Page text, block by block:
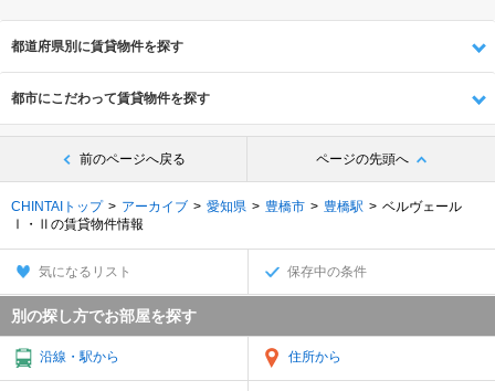
都道府県別に賃貸物件を探す
都市にこだわって賃貸物件を探す
前のページへ戻る ページの先頭へ
CHINTAIトップ アーカイブ 愛知県 豊橋市 豊橋駅
ベルヴェール
Ⅰ・Ⅱの賃貸物件情報
気になるリスト 保存中の条件
別の探し方でお部屋を探す
沿線・駅から 住所から